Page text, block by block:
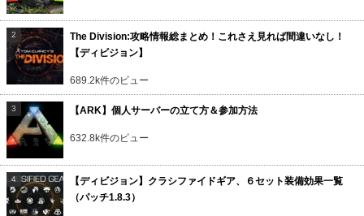
The Division:攻略情報総まとめ！これさえ見れば間違いなし！
【ディビジョン】
689.2k件のビュー
【ARK】個人サーバーの立て方＆参加方法
632.8k件のビュー
【ディビジョン】クラシファイドギア、６セット装備効果一覧
（パッチ1.8.3）